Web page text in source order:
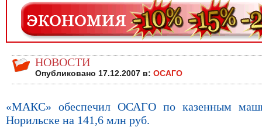
НОВОСТИ
Опубликовано 17.12.2007 в: ОСАГО
«МАКС» обеспечил ОСАГО по казенным
Норильске на 141,6 млн руб.